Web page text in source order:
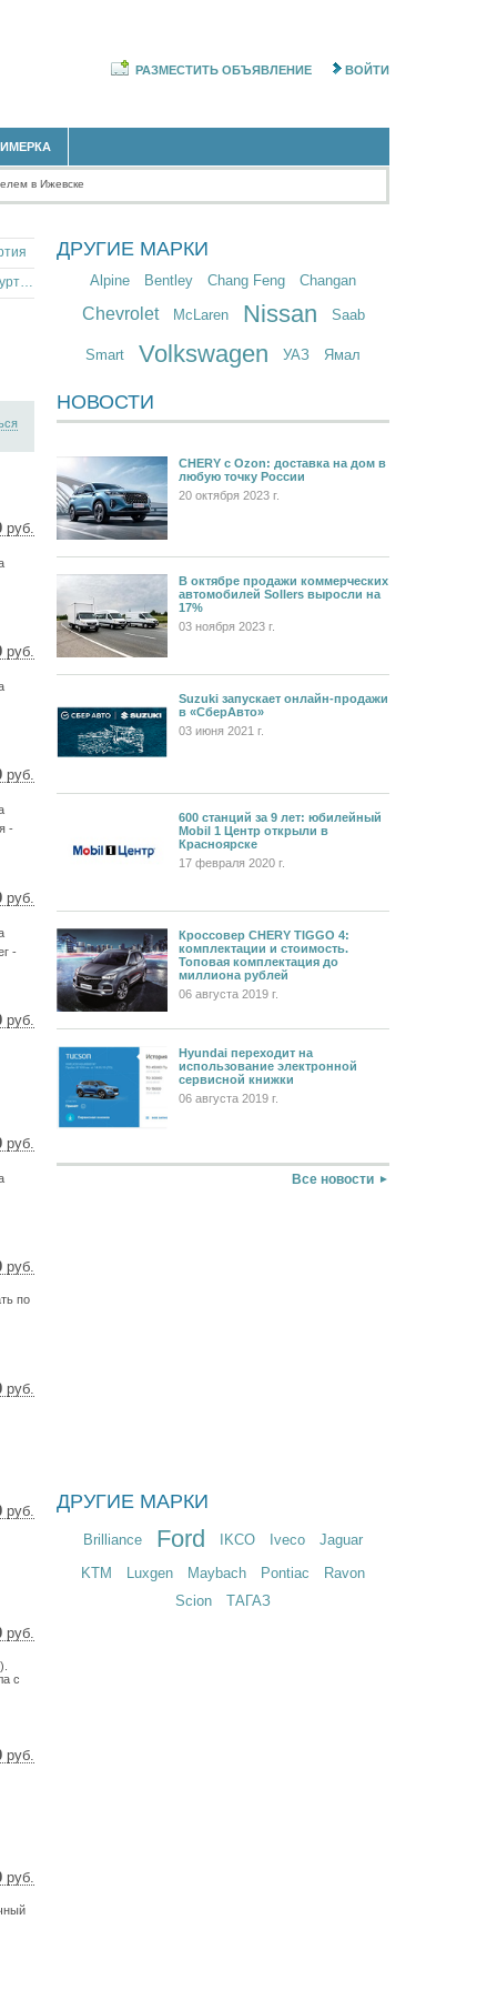
РАЗМЕСТИТЬ ОБЪЯВЛЕНИЕ ВОЙТИ
в Ижевске
Красный Chevrolet Lacetti в республике Удмуртия
руб.
€
руб.
€
руб.
€
-
руб.
€
-
руб.
€
руб.
€
руб.
€ по
руб.
руб.
руб.
€
с
руб.
руб.
€
ДРУГИЕ МАРКИ
Alpine Bentley Chang Feng Changan
Chevrolet McLaren Nissan Saab
Smart Volkswagen УАЗ Ямал
НОВОСТИ
CHERY c Ozon: доставка на дом в
любую точку России
20 октября 2023 г.
В октябре продажи коммерческих
автомобилей Sollers выросли на
17%
03 ноября 2023 г.
Suzuki запускает онлайн-продажи
в «СберАвто»
03 июня 2021 г.
600 станций за 9 лет: юбилейный
Mobil 1 Центр открыли в
Красноярске
17 февраля 2020 г.
Кроссовер CHERY TIGGO 4:
комплектации и стоимость.
Топовая комплектация до
миллиона рублей
06 августа 2019 г.
Hyundai переходит на
использование электронной
сервисной книжки
06 августа 2019 г.
Все новости
ДРУГИЕ МАРКИ
Brilliance Ford IKCO Iveco Jaguar
KTM Luxgen Maybach Pontiac
Ravon
Scion
ТАГАЗ